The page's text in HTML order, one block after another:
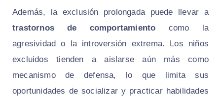
Además, la exclusión prolongada puede llevar a
trastornos de comportamiento como la
agresividad o la introversión extrema. Los niños
excluidos tienden a aislarse aún más como
mecanismo de defensa, lo que limita sus
oportunidades de socializar y practicar habilidades